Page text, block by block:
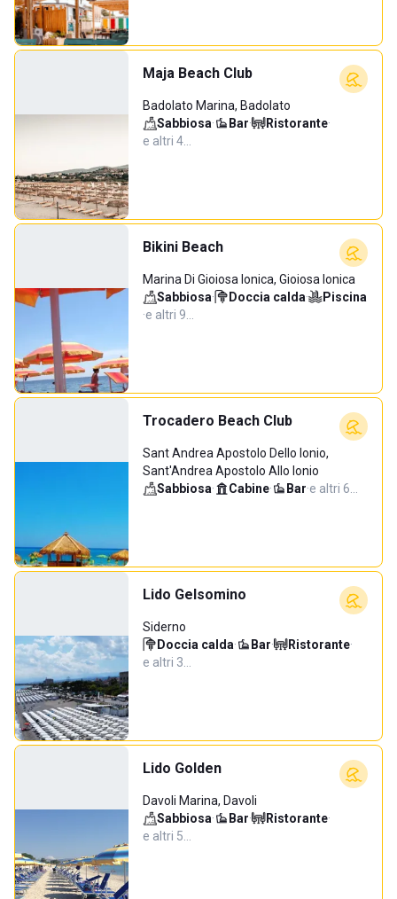
Maja Beach Club
Badolato Marina, Badolato
Sabbiosa· Bar· Ristorante·
e altri 4…
Bikini Beach
Marina Di Gioiosa Ionica, Gioiosa Ionica
Sabbiosa· Doccia calda·
Piscina
·e altri 9…
Trocadero Beach Club
Sant Andrea Apostolo Dello Ionio,
Sant'Andrea Apostolo Allo Ionio
Sabbiosa· Cabine· Bar·e altri 6…
Lido Gelsomino
Siderno
Doccia calda· Bar· Ristorante·
e altri 3…
Lido Golden
Davoli Marina, Davoli
Sabbiosa· Bar· Ristorante·
e altri 5…